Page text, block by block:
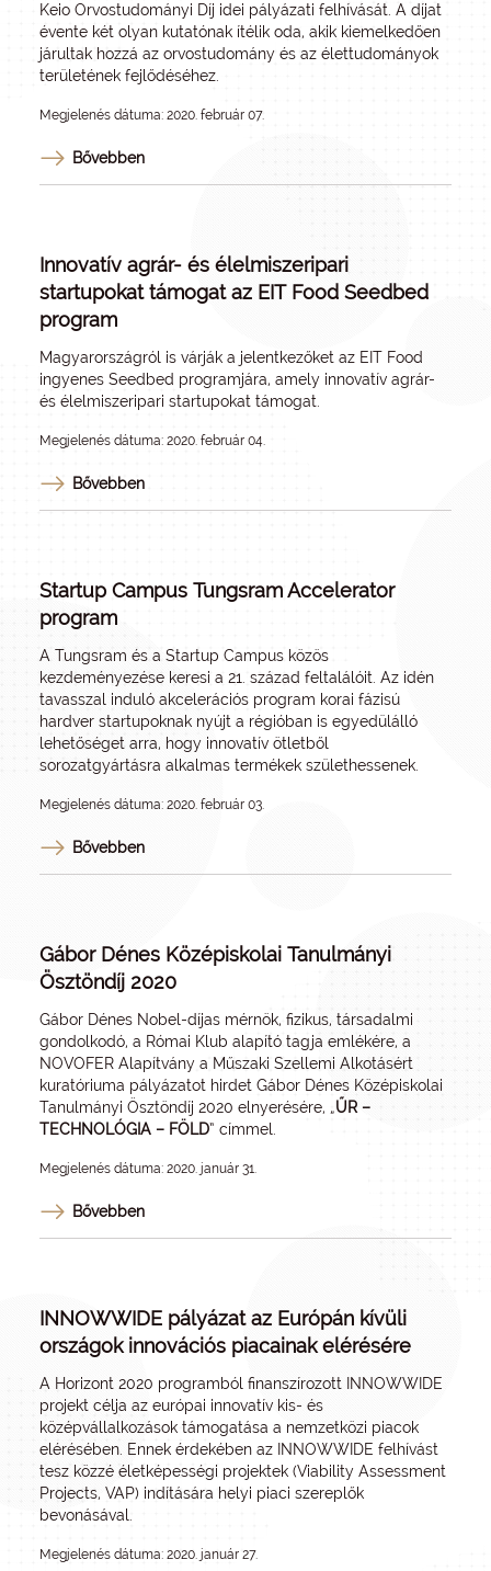
Keio Orvostudományi Díj idei pályázati felhívását. A díjat
évente két olyan kutatónak ítélik oda, akik kiemelkedően
járultak hozzá az orvostudomány és az élettudományok
területének fejlődéséhez.
Megjelenés dátuma: 2020. február 07.
Bővebben
Innovatív agrár- és élelmiszeripari
startupokat támogat az EIT Food Seedbed
program
Magyarországról is várják a jelentkezőket az EIT Food
ingyenes Seedbed programjára, amely innovatív agrár-
és élelmiszeripari startupokat támogat.
Megjelenés dátuma: 2020. február 04.
Bővebben
Startup Campus Tungsram Accelerator
program
A Tungsram és a Startup Campus közös
kezdeményezése keresi a 21. század feltalálóit. Az idén
tavasszal induló akcelerációs program korai fázisú
hardver startupoknak nyújt a régióban is egyedülálló
lehetőséget arra, hogy innovatív ötletből
sorozatgyártásra alkalmas termékek születhessenek.
Megjelenés dátuma: 2020. február 03.
Bővebben
Gábor Dénes Középiskolai Tanulmányi
Ösztöndíj 2020
Gábor Dénes Nobel-díjas mérnök, fizikus, társadalmi
gondolkodó, a Római Klub alapító tagja emlékére, a
NOVOFER Alapítvány a Műszaki Szellemi Alkotásért
kuratóriuma pályázatot hirdet Gábor Dénes Középiskolai
Tanulmányi Ösztöndíj 2020 elnyerésére, „ŰR –
TECHNOLÓGIA – FÖLD” címmel.
Megjelenés dátuma: 2020. január 31.
Bővebben
INNOWWIDE pályázat az Európán kívüli
országok innovációs piacainak elérésére
A Horizont 2020 programból finanszírozott INNOWWIDE
projekt célja az európai innovatív kis- és
középvállalkozások támogatása a nemzetközi piacok
elérésében. Ennek érdekében az INNOWWIDE felhívást
tesz közzé életképességi projektek (Viability Assessment
Projects, VAP) indítására helyi piaci szereplők
bevonásával.
Megjelenés dátuma: 2020. január 27.